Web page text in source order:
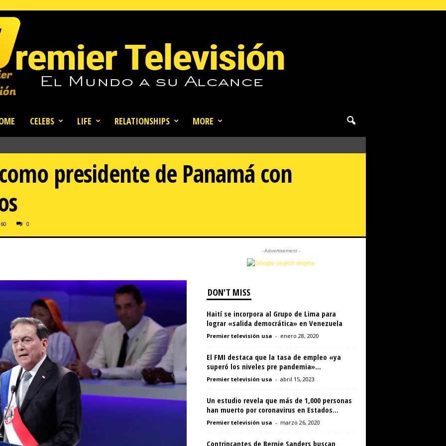
CELEBS LIFE RELATIONSHIPS MORE
presidente de Panamá con
60 0
- Advertisement -
DON'T MISS
Haití se incorpora al Grupo de Lima para
lograr «salida democrática» en Venezuela
Premier televisión usa - enero 28, 2020
El FMI destaca que la tasa de empleo «ya
superó los niveles pre pandemia»...
Premier televisión usa - abril 15, 2023
Un estudio revela que más de 1,000 personas
han muerto por coronavirus en Estados...
Premier televisión usa - marzo 26, 2020
Contrincantes de Bernie Sanders buscan